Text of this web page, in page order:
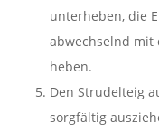
unterheben, die
abwechselnd mit
heben.
Den Strudelteig
sorgfältig